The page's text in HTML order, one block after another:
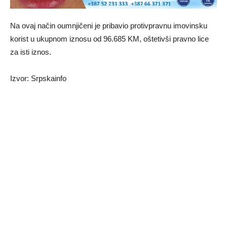
Na ovaj način oumnjičeni je pribavio protivpravnu imovinsku
korist u ukupnom iznosu od 96.685 KM, oštetivši pravno lice
za isti iznos.
Izvor: Srpskainfo